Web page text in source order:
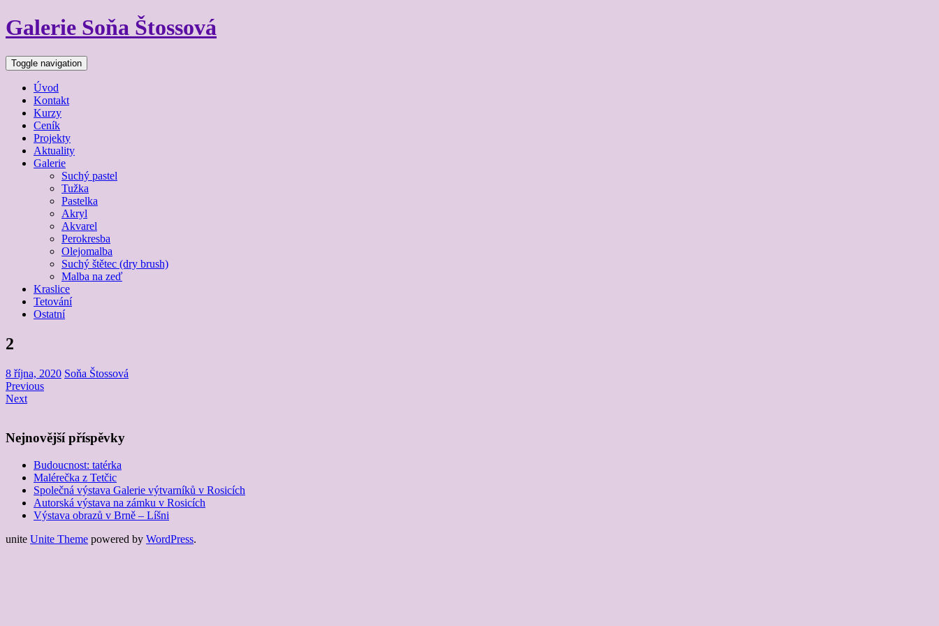
Galerie Soňa Štossová
Toggle navigation
Úvod
Kontakt
Kurzy
Ceník
Projekty
Aktuality
Galerie
Suchý pastel
Tužka
Pastelka
Akryl
Akvarel
Perokresba
Olejomalba
Suchý štětec (dry brush)
Malba na zeď
Kraslice
Tetování
Ostatní
2
8 října, 2020 Soňa Štossová
Previous
Next
Nejnovější příspěvky
Budoucnost: tatérka
Malérečka z Tetčic
Společná výstava Galerie výtvarníků v Rosicích
Autorská výstava na zámku v Rosicích
Výstava obrazů v Brně – Líšni
unite Unite Theme powered by WordPress.